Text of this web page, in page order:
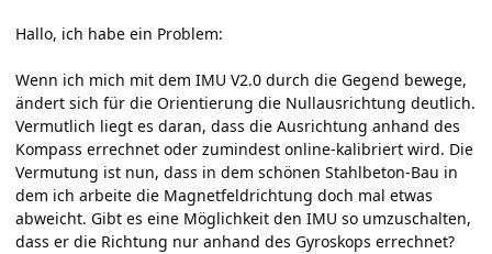
Hallo, ich habe ein Problem:
Wenn ich mich mit dem IMU V2.0 durch die Gegend bewege,
ändert sich für die Orientierung die Nullausrichtung deutlich.
Vermutlich liegt es daran, dass die Ausrichtung anhand des
Kompass errechnet oder zumindest online-kalibriert wird. Die
Vermutung ist nun, dass in dem schönen Stahlbeton-Bau in
dem ich arbeite die Magnetfeldrichtung doch mal etwas
abweicht. Gibt es eine Möglichkeit den IMU so umzuschalten,
dass er die Richtung nur anhand des Gyroskops errechnet?